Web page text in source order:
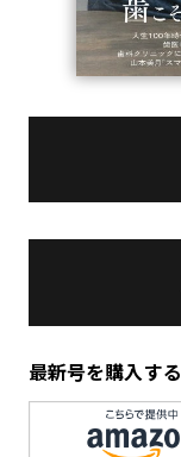
最新号を購入する